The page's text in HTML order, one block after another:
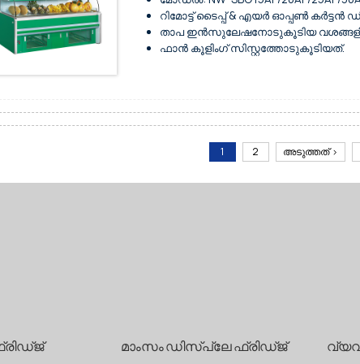
ഉയർന്ന നിലവാരമുള്ള ഫിനിഷുള്ള
വെള്ളയും മറ്റ് നിറങ്ങളും ലഭ്യമാണ്.
കുറഞ്ഞ ശബ്ദവും ഊർജ്ജ
ചെമ്പ് ട്യൂബ് ബാഷ്പീകരണം.
റിമോട്ട് ടൈപ്പ് & എയർ ഓപ്പൺ
താപ ഇൻസുലേഷനോടുകൂടിയ
ഫാൻ കൂളിംഗ് സിസ്റ്റത്തോടുകൂടിയത്.
സൂപ്പർമാർക്കറ്റുകളിലെ
4 വ്യത്യസ്ത വലുപ്പ ഓപ്ഷനുകൾ
ഇന്റീരിയർ ക്രമീകരിക്കാവുന്ന
ഉയർന്ന നിലവാരമുള്ള ഫിനിഷുള്ള
വെള്ളയും മറ്റ് നിറങ്ങളും ലഭ്യമാണ്
1 2 അടുത്തത് >
മാംസം ഡിസ്പ്ലേ ഫ്രിഡ്ജ്